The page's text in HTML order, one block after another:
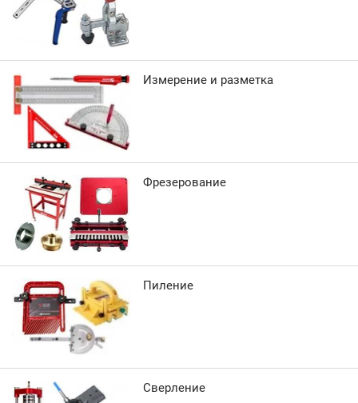
Измерение и разметка
Фрезерование
Пиление
Сверление